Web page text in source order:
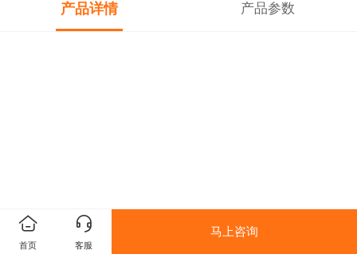
产品详情 产品参数
首页 客服
马上咨询